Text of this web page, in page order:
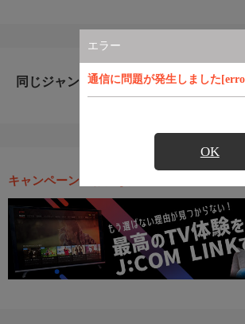
エラー
通信に問題が発生しました
OK
同じジャンルのおすすめ番組
キャンペーン・お得な情報